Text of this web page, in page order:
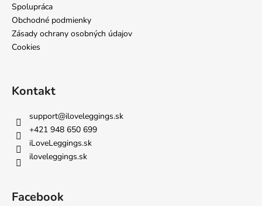
Spolupráca
Obchodné podmienky
Zásady ochrany osobných údajov
Cookies
Kontakt
support@iloveleggings.sk
+421 948 650 699
iLoveLeggings.sk
iloveleggings.sk
Facebook